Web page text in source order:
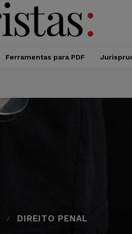
Ferramentas para PDF
DIREITO PENAL